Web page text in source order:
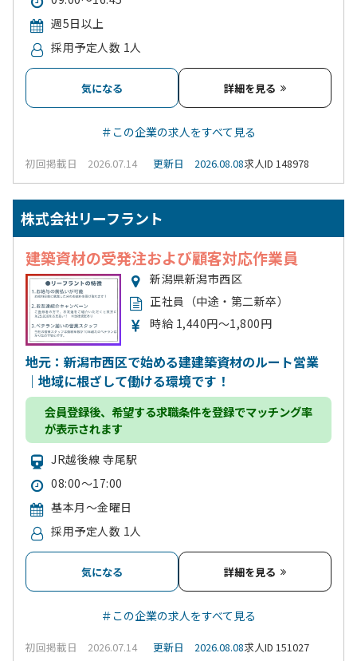
週5日以上
採用予定人数 1人
気になる 詳細を見る
＃この企業の求人をすべて見る
初回掲載日 2026.07.14 更新日 2026.08.08求人ID 148978
株式会社リーフラント
建築資材の受発注および顧客対応作業員
新潟県新潟市西区
正社員（中途・第二新卒）
時給 1,440円～1,800円
地元：新潟市西区で始める建建築資材のルート営業
｜地域に根ざして働ける環境です！
会員登録後、希望する求職条件を登録でマッチング率
が表示されます
JR越後線 寺尾駅
08:00～17:00
基本月～金曜日
採用予定人数 1人
気になる 詳細を見る
＃この企業の求人をすべて見る
初回掲載日 2026.07.14 更新日 2026.08.08求人ID 151027